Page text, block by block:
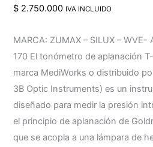
$ 2.750.000 IVA INCLUIDO
MARCA: ZUMAX – SILUX – WVE-
170 El tonómetro de aplanación
marca MediWorks o distribuido
3B Optic Instruments) es un
diseñado para medir la presión
el principio de aplanación de
que se acopla a una lámpara de